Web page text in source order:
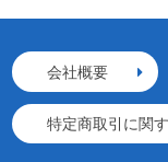
会社概要
特定商取引に関